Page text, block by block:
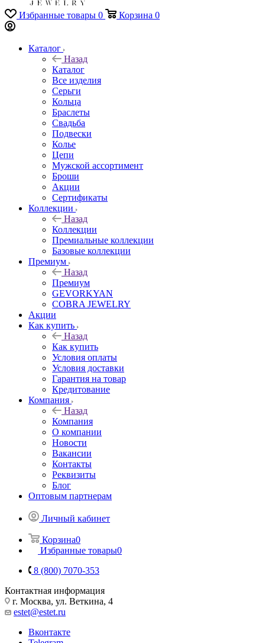
Избранные товары 0 Корзина 0
Каталог
Назад
Каталог
Все изделия
Серьги
Кольца
Браслеты
Свадьба
Подвески
Колье
Цепи
Мужской ассортимент
Броши
Акции
Сертификаты
Коллекции
Назад
Коллекции
Премиальные коллекции
Базовые коллекции
Премиум
Назад
Премиум
GEVORKYAN
COBRA JEWELRY
Акции
Как купить
Назад
Как купить
Условия оплаты
Условия доставки
Гарантия на товар
Кредитование
Компания
Назад
Компания
О компании
Новости
Вакансии
Контакты
Реквизиты
Блог
Оптовым партнерам
Личный кабинет
Корзина0
Избранные товары0
8 (800) 7070-353
Контактная информация
г. Москва, ул. Веткина, 4
estet@estet.ru
Вконтакте